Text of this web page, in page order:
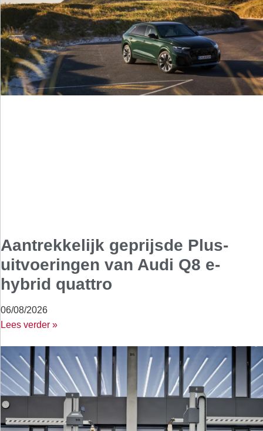
Aantrekkelijk geprijsde Plus-
uitvoeringen van Audi Q8 e-
hybrid quattro
06/08/2026
Lees verder »